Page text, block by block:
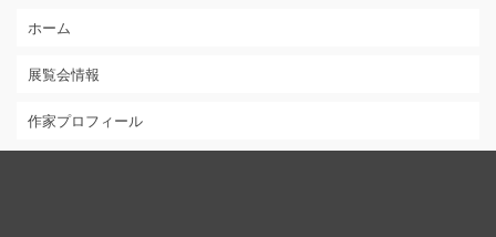
ホーム
展覧会情報
作家プロフィール